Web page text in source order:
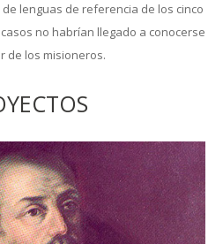
lenguas de referencia de los cinco
no habrían llegado a conocerse
de los misioneros.